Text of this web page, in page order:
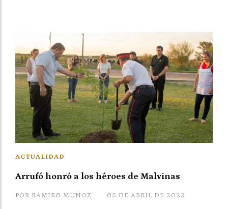
Arrufó honró a los héroes de Malvinas
POR RAMIRO MUÑOZ
ACTUALIDAD
05 DE ABRIL DE 2023